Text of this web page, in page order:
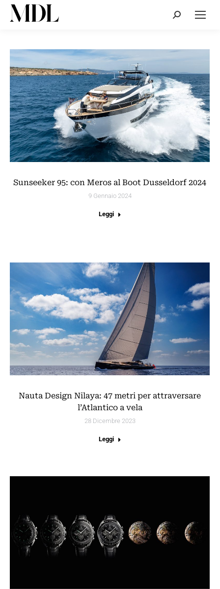
Cerca:
Sunseeker 95: con Meros al Boot Dusseldorf 2024
9 Gennaio 2024
Leggi
Nauta Design Nilaya: 47 metri per attraversare
l’Atlantico a vela
28 Dicembre 2023
Leggi